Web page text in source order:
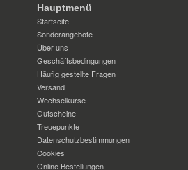
Hauptmenü
Startseite
Sonderangebote
Über uns
Geschäftsbedingungen
Häufig gestellte Fragen
Versand
Wechselkurse
Gutscheine
Treuepunkte
Datenschutzbestimmungen
Cookies
Online Bestellungen